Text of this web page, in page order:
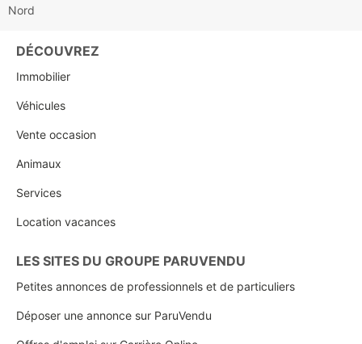
Nord
DÉCOUVREZ
Immobilier
Véhicules
Vente occasion
Animaux
Services
Location vacances
LES SITES DU GROUPE PARUVENDU
Petites annonces de professionnels et de particuliers
Déposer une annonce sur ParuVendu